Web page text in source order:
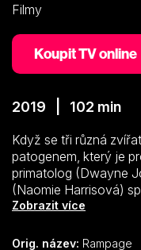
Filmy
Koupit TV online
2019 | 102 min
Když se tři různá
patogenem, který je
primatolog (Dwayne
(Naomie Harrisová)
Chicago.
(Dwayne Johnson) a
Zobrazit více
Orig. název: Rampage